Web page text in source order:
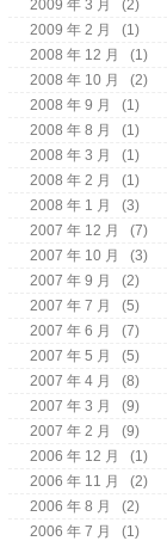
2009 年 3 月
(2)
2009 年 2 月
(1)
2008 年 12 月
(1)
2008 年 10 月
(2)
2008 年 9 月
(1)
2008 年 8 月
(1)
2008 年 3 月
(1)
2008 年 2 月
(1)
2008 年 1 月
(3)
2007 年 12 月
(7)
2007 年 10 月
(3)
2007 年 9 月
(2)
2007 年 7 月
(5)
2007 年 6 月
(7)
2007 年 5 月
(5)
2007 年 4 月
(8)
2007 年 3 月
(9)
2007 年 2 月
(9)
2006 年 12 月
(1)
2006 年 11 月
(2)
2006 年 8 月
(2)
2006 年 7 月
(1)